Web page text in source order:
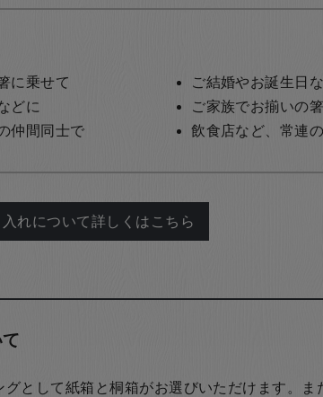
に乗せて
ご結婚やお誕生日
どに
ご家族でお揃いの
仲間同士で
飲食店など、常連
入れについて詳しくはこちら
として紙箱と桐箱がお選びいただけます。